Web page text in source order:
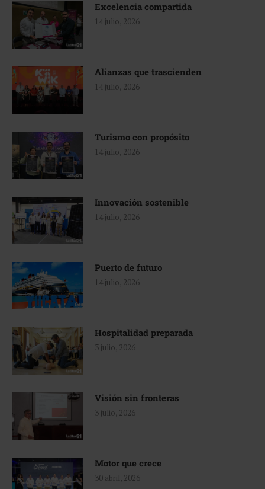
Excelencia compartida
14 julio, 2026
Alianzas que trascienden
14 julio, 2026
Turismo con propósito
14 julio, 2026
Innovación sostenible
14 julio, 2026
Puerto de futuro
14 julio, 2026
Hospitalidad preparada
3 julio, 2026
Visión sin fronteras
3 julio, 2026
Motor que crece
30 abril, 2026